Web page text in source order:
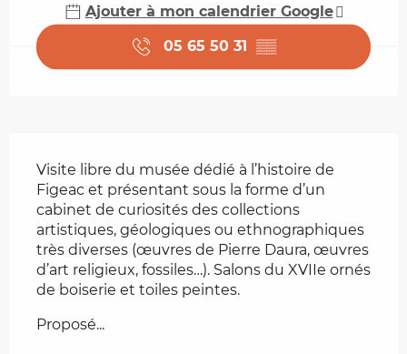
Ajouter à mon calendrier Google
05 65 50 31 ▒▒
Visite libre du musée dédié à l’histoire de
Figeac et présentant sous la forme d’un
cabinet de curiosités des collections
artistiques, géologiques ou ethnographiques
très diverses (œuvres de Pierre Daura, œuvres
d’art religieux, fossiles…). Salons du XVIIe ornés
de boiserie et toiles peintes.
Proposé...